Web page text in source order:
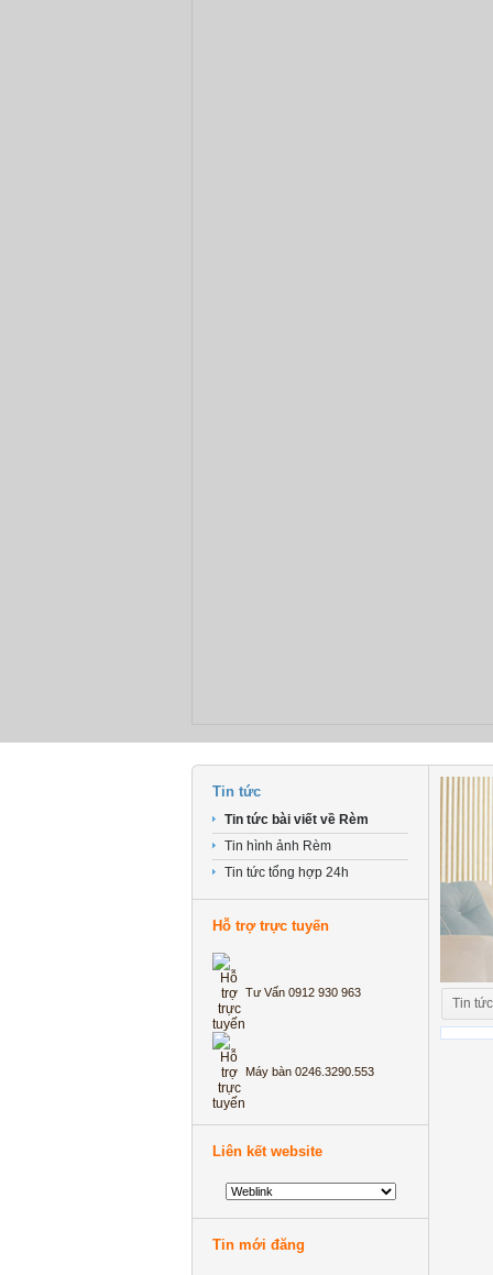
Tin tức
Tin tức bài viết về Rèm
Tin hình ảnh Rèm
Tin tức tổng hợp 24h
Hỗ trợ trực tuyến
Tư Vấn 0912 930 963
Máy bàn 0246.3290.553
Liên kết website
Tin mới đăng
Tin tức